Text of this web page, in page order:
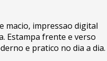
macio, impressao digital
Estampa frente e verso
e pratico no dia a dia.